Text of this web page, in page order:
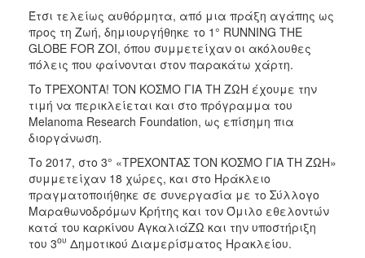
ΔΗΜΟΣ
ΠΟΛΙΤΙΣΜΟΣ
ΑΝΘΕΚΤΙΚΗ
ΠΟΛΗ
Έτσι τελείως αυθόρμητα, από μια πράξη αγάπης ως
προς τη Ζωή, δημιουργήθηκε το 1° RUNNING THE
GLOBE FOR ZOI, όπου συμμετείχαν οι ακόλουθες
πόλεις που φαίνονται στον παρακάτω χάρτη.
To ΤΡΕΧΟΝΤΑ! TON ΚΟΣΜΟ ΓΙΑ ΤΗ ΖΩΗ έχουμε την
τιμή να περικλείεται και στο πρόγραμμα του
Melanoma Research Foundation, ως επίσημη πια
διοργάνωση.
Το 2017, στο 3° «ΤΡΕΧΟΝΤΑΣ ΤΟΝ ΚΟΣΜΟ ΓΙΑ ΤΗ ΖΩΗ»
συμμετείχαν 18 χώρες, και στο Ηράκλειο
πραγματοποιήθηκε σε συνεργασία με το Σύλλογο
Μαραθωνοδρόμων Κρήτης και τον Όμιλο εθελοντών
κατά του καρκίνου ΑγκαλιάΖΩ και την υποστήριξη
του 3ου Δημοτικού Διαμερίσματος Ηρακλείου.